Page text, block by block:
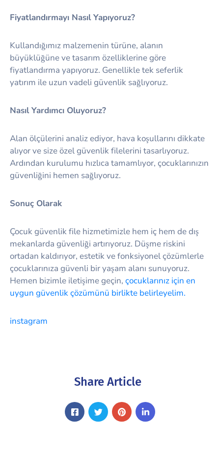
Fiyatlandırmayı Nasıl Yapıyoruz?
Kullandığımız malzemenin türüne, alanın
büyüklüğüne ve tasarım özelliklerine göre
fiyatlandırma yapıyoruz. Genellikle tek seferlik
yatırım ile uzun vadeli güvenlik sağlıyoruz.
Nasıl Yardımcı Oluyoruz?
Alan ölçülerini analiz ediyor, hava koşullarını dikkate
alıyor ve size özel güvenlik filelerini tasarlıyoruz.
Ardından kurulumu hızlıca tamamlıyor, çocuklarınızın
güvenliğini hemen sağlıyoruz.
Sonuç Olarak
Çocuk güvenlik file hizmetimizle hem iç hem de dış
mekanlarda güvenliği artırıyoruz. Düşme riskini
ortadan kaldırıyor, estetik ve fonksiyonel çözümlerle
çocuklarınıza güvenli bir yaşam alanı sunuyoruz.
Hemen bizimle iletişime geçin, çocuklarınız için en
uygun güvenlik çözümünü birlikte belirleyelim.
instagram
Share Article